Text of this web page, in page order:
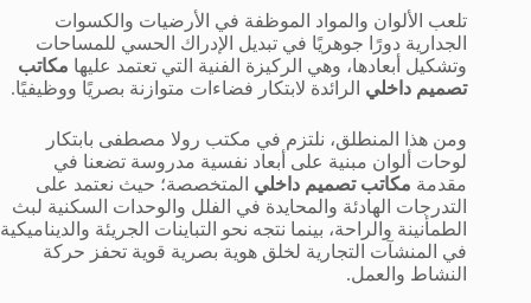
تلعب الألوان والمواد الموظفة في الأرضيات والكسوات
الجدارية دورًا جوهريًا في تبديل الإدراك الحسي للمساحات
وتشكيل أبعادها، وهي الركيزة الفنية التي تعتمد عليها مكاتب
تصميم داخلي الرائدة لابتكار فضاءات متوازنة بصريًا ووظيفيًا.
ومن هذا المنطلق، نلتزم في مكتب رولا مصطفى بابتكار
لوحات ألوان مبنية على أبعاد نفسية مدروسة تضعنا في
مقدمة مكاتب تصميم داخلي المتخصصة؛ حيث نعتمد على
التدرجات الهادئة والمحايدة في الفلل والوحدات السكنية لبث
الطمأنينة والراحة، بينما نتجه نحو التباينات الجريئة والديناميكية
في المنشآت التجارية لخلق هوية بصرية قوية تحفز حركة
النشاط والعمل.